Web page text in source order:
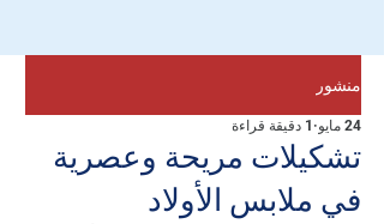
منشور
تشكيلات مريحة وعصرية
في ملابس الأولاد
24 مايو 1 دقيقة قراءة